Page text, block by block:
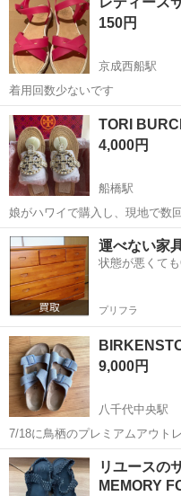
150円
京成西船駅
着用回数少ないです
千葉 船橋市
TORI
4,000円
船橋駅
娘がハワイで購入し、現地で数
れもなくきれいです。 サイズ
すすめします。購入価格は現地
安の今、大変お得かと思いま...
千葉 船橋市 船橋駅
運べない家
状態が悪くて
プリフラ
9,000円
八千代中央駅
7/18に鳥栖のプレミアムアウト
息子のために購入しましたが、
す。 新品未使用ですが、箱もレ
た、外には履いてません、...
千葉 八千代市 八千代中
リユースの
MEMORY